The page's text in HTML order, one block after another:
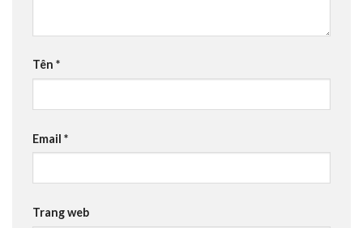
Tên *
Email *
Trang web